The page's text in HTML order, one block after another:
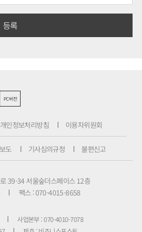
PC버전
개인정보처리방침 이용자위원회
도 기사심의규정 불편신고
39-34 서울숲더스페이스 12층
팩스 : 070-4015-8658
사업본부 : 070-4010-7078